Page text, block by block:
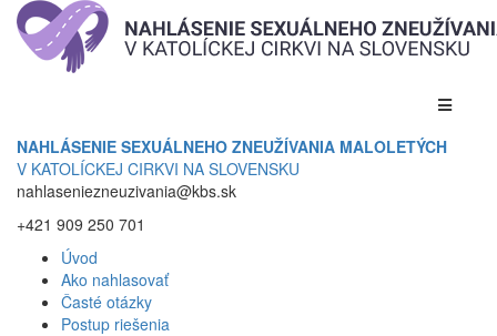
NAHLÁSENIE SEXUÁLNEHO ZNEUŽÍVANIA MALOLETÝCH
V KATOLÍCKEJ CIRKVI NA SLOVENSKU
nahlaseniezneuzivania@kbs.sk
+421 909 250 701
Úvod
Ako nahlasovať
Časté otázky
Postup riešenia